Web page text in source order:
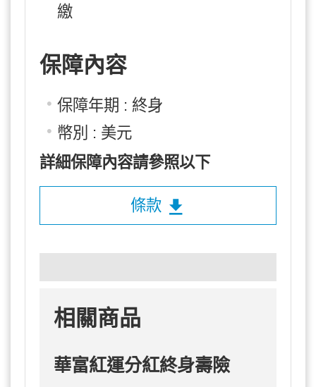
繳
保障內容
保障年期 : 終身
幣別 : 美元
詳細保障內容請參照以下
條款
相關商品
華富紅運分紅終身壽險